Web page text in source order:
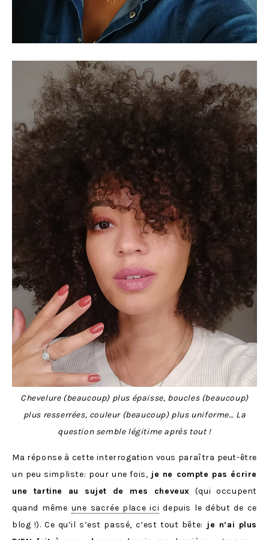
Chevelure (beaucoup) plus épaisse, boucles (beaucoup)
plus resserrées, couleur (beaucoup) plus uniforme… La
question semble légitime après tout !
Ma réponse à cette interrogation vous paraîtra peut-être
un peu simpliste: pour une fois, je ne compte pas écrire
une tartine au sujet de mes cheveux (qui occupent
quand même une sacrée place ici depuis le début de ce
blog !). Ce qu’il s’est passé, c’est tout bête: je n’ai plus